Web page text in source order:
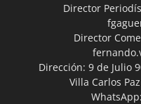
Director
Director
Dirección: 9 de Julio
Villa Carlos